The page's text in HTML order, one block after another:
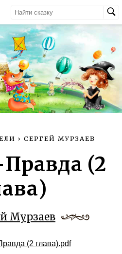
› СЕРГЕЙ МУРЗАЕВ
(2
Мурзаев
(2 глава).pdf